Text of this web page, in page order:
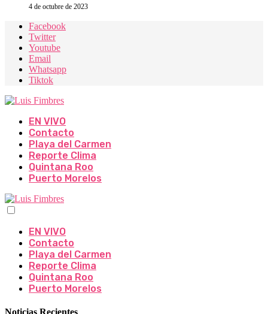
4 de octubre de 2023
Facebook
Twitter
Youtube
Email
Whatsapp
Tiktok
EN VIVO
Contacto
Playa del Carmen
Reporte Clima
Quintana Roo
Puerto Morelos
EN VIVO
Contacto
Playa del Carmen
Reporte Clima
Quintana Roo
Puerto Morelos